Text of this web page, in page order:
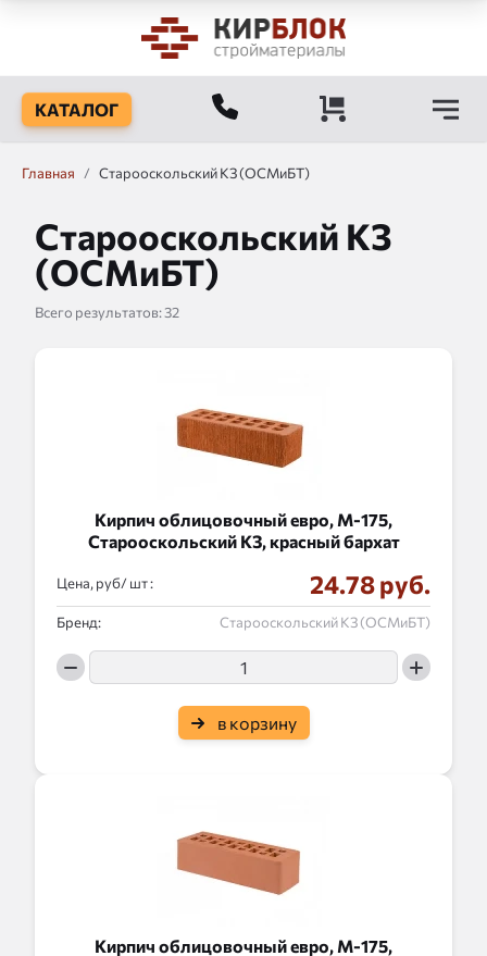
КАТАЛОГ
Главная / Старооскольский КЗ (ОСМиБТ)
Старооскольский КЗ
(ОСМиБТ)
Всего результатов:32
Кирпич облицовочный евро, М-175,
Старооскольский КЗ, красный бархат
Цена, руб/ : 24.78 руб.
Бренд: Старооскольский КЗ (ОСМиБТ)
в корзину
Кирпич облицовочный евро, М-175,